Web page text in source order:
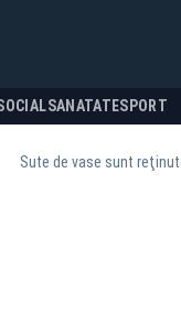
SANATATESPORT
Sute de vase sunt